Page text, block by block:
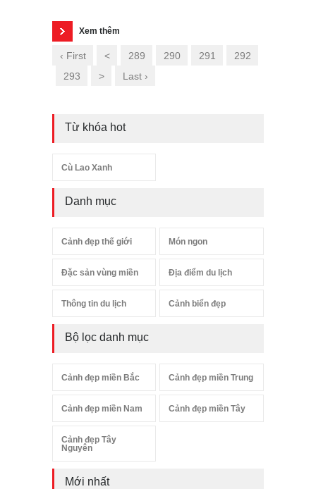
Xem thêm
‹ First < 289 290 291
292
293
> Last ›
Từ khóa hot
Cù Lao Xanh
Danh mục
Cảnh đẹp thế giới Món ngon
Đặc sản vùng miền Địa điểm du lịch
Thông tin du lịch Cảnh biển đẹp
Bộ lọc danh mục
Cảnh đẹp miền Bắc Cảnh đẹp miền Trung
Cảnh đẹp miền Nam Cảnh đẹp miền Tây
Cảnh đẹp Tây
Nguyên
Mới nhất